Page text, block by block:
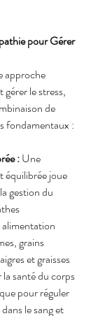
pour Gérer
approche
le stress,
de
fondamentaux :
: Une
équilibrée joue
gestion du
grains
et graisses
santé du corps
pour réguler
le sang et